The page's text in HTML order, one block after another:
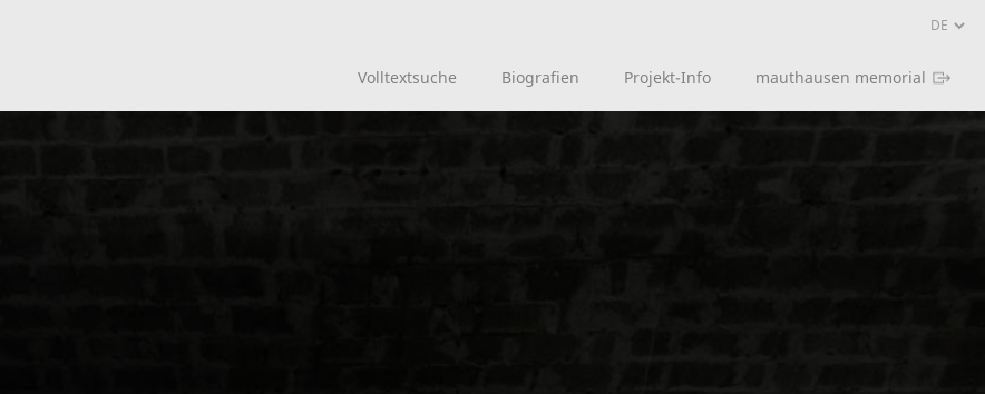
Volltextsuche Biografien Projekt-Info mauthausen memorial